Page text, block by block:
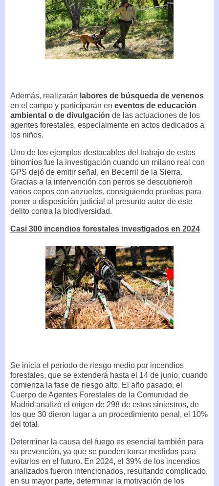
Además, realizarán labores de búsqueda de venenos
en el campo y participarán en eventos de educación
ambiental o de divulgación de las actuaciones de los
agentes forestales, especialmente en actos dedicados a
los niños.
Uno de los ejemplos destacables del trabajo de estos
binomios fue la investigación cuando un milano real con
GPS dejó de emitir señal, en Becerril de la Sierra.
Gracias a la intervención con perros se descubrieron
varios cepos con anzuelos, consiguiendo pruebas para
poner a disposición judicial al presunto autor de este
delito contra la biodiversidad.
Casi 300 incendios forestales investigados en 2024
Se inicia el período de riesgo medio por incendios
forestales, que se extenderá hasta el 14 de junio, cuando
comienza la fase de riesgo alto. El año pasado, el
Cuerpo de Agentes Forestales de la Comunidad de
Madrid analizó el origen de 298 de estos siniestros, de
los que 30 dieron lugar a un procedimiento penal, el 10%
del total.
Determinar la causa del fuego es esencial también para
su prevención, ya que se pueden tomar medidas para
evitarlos en el futuro. En 2024, el 39% de los incendios
analizados fueron intencionados, resultando complicado,
en su mayor parte, determinar la motivación de los